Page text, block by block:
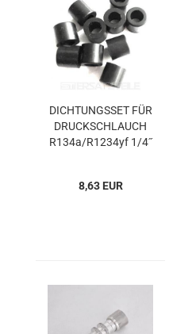
DICH­TUNGS­SET FÜR
DRUCK­SCHLAUCH
R134a/R1234yf 1/4˝
8,63 EUR